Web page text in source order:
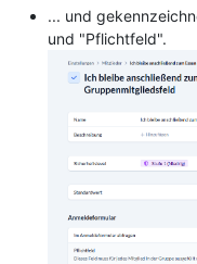
... und
und "Pflichtfeld".